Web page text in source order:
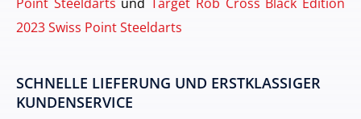
2023 Swiss Point Steeldarts
SCHNELLE LIEFERUNG UND ERSTKLASSIGER
KUNDENSERVICE